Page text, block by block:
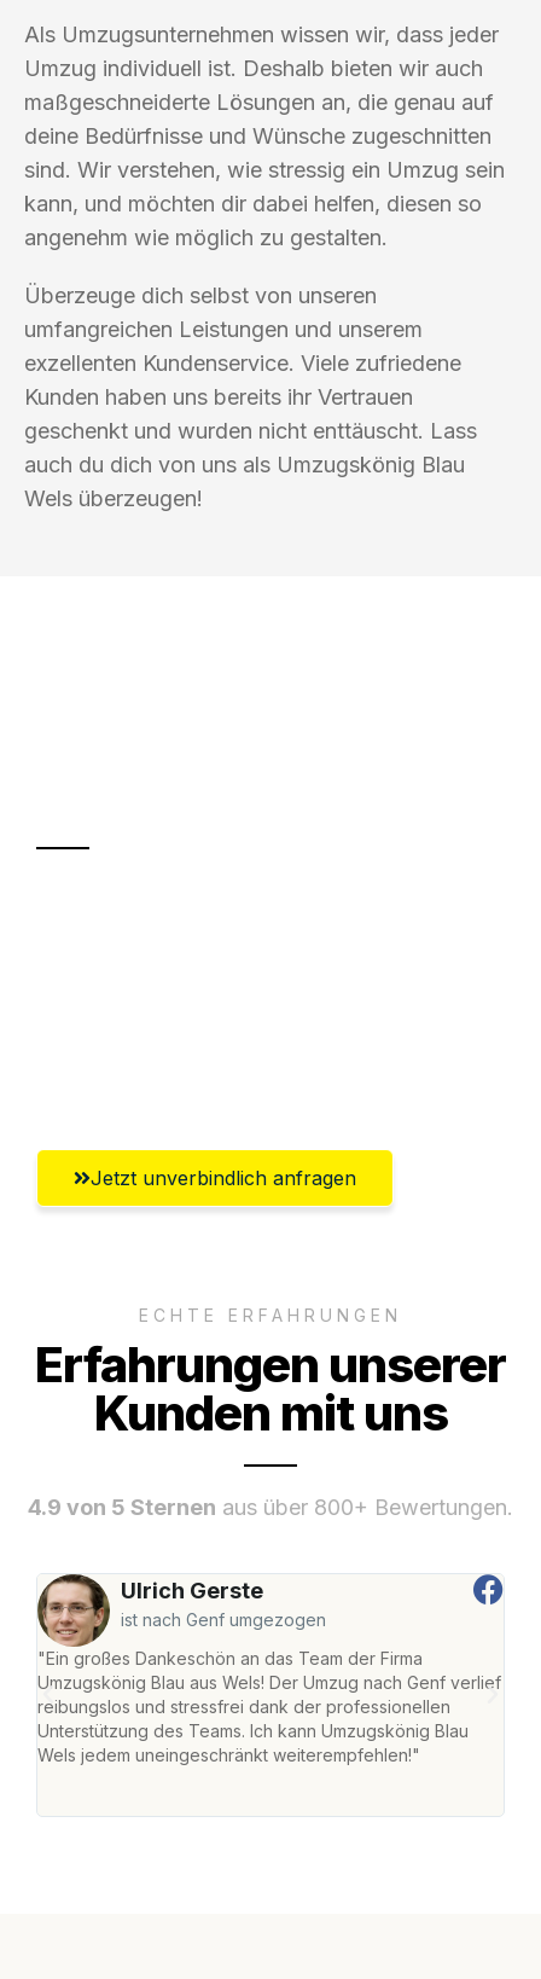
Als Umzugsunternehmen wissen wir, dass jeder
Umzug individuell ist. Deshalb bieten wir auch
maßgeschneiderte Lösungen an, die genau auf
deine Bedürfnisse und Wünsche zugeschnitten
sind. Wir verstehen, wie stressig ein Umzug sein
kann, und möchten dir dabei helfen, diesen so
angenehm wie möglich zu gestalten.
Überzeuge dich selbst von unseren
umfangreichen Leistungen und unserem
exzellenten Kundenservice. Viele zufriedene
Kunden haben uns bereits ihr Vertrauen
geschenkt und wurden nicht enttäuscht. Lass
auch du dich von uns als Umzugskönig Blau
Wels überzeugen!
Jetzt unverbindlich anfragen
ECHTE ERFAHRUNGEN
Erfahrungen unserer
Kunden mit uns
4.9 von 5 Sternen aus über 800+ Bewertungen.
Ulrich Gerste
ist nach Genf umgezogen
"Ein großes Dankeschön an das Team der Firma
Umzugskönig Blau aus Wels! Der Umzug nach Genf verlief
reibungslos und stressfrei dank der professionellen
Unterstützung des Teams. Ich kann Umzugskönig Blau
Wels jedem uneingeschränkt weiterempfehlen!"